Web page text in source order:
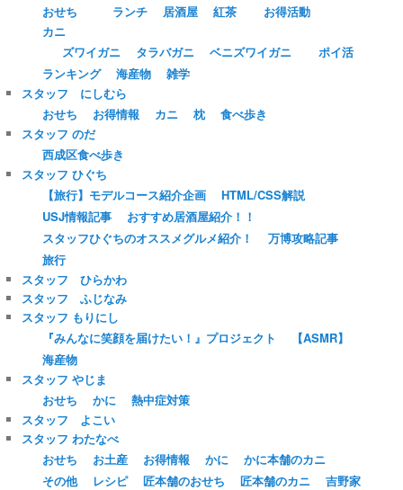
おせち
ランチ
居酒屋 紅茶
お得活動
カニ
ズワイガニ
タラバガニ ベニズワイガニ
ポイ活
ランキング
海産物
雑学
スタッフ にしむら
おせち
お得情報 カニ 枕
食べ歩き
スタッフ のだ
西成区食べ歩き
スタッフ ひぐち
【旅行】モデルコース紹介企画
HTML/CSS解説
USJ情報記事
おすすめ居酒屋紹介！！
スタッフひぐちのオススメグルメ紹介！
万博攻略記事
旅行
スタッフ ひらかわ
スタッフ ふじなみ
スタッフ もりにし
『みんなに笑顔を届けたい！』プロジェクト
【ASMR】
海産物
スタッフ やじま
おせち
かに
熱中症対策
スタッフ よこい
スタッフ わたなべ
おせち
お土産 お得情報 かに
かに本舗のカニ
その他
レシピ 匠本舗のおせち 匠本舗のカニ
吉野家